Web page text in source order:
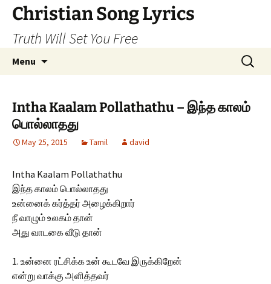
Skip
content
Christian Song Lyrics
Truth Will Set You Free
Menu
Search
for:
Intha Kaalam Pollathathu – இந்த காலம்
பொல்லாதது
May 25, 2015 Tamil david
Intha Kaalam Pollathathu
இந்த காலம் பொல்லாதது
உன்னைக் கர்த்தர் அழைக்கிறார்
நீ வாழும் உலகம் தான்
அது வாடகை வீடு தான்
1. உன்னை ரட்சிக்க உன் கூடவே இருக்கிறேன்
என்று வாக்கு அளித்தவர்